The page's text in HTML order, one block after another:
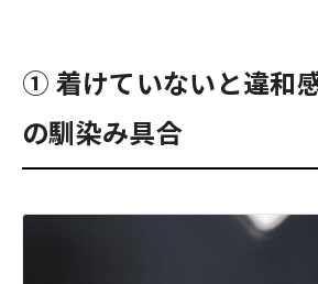
① 着けていないと違和
の馴染み具合